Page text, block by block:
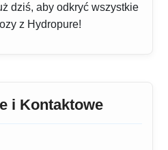
dziś, aby odkryć wszystkie
z Hydropure!
i Kontaktowe